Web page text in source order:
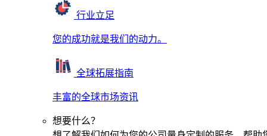
行业立足
您的成功就是我们的动力。
全球拓展指南
丰富的全球市场资讯
想要什么？